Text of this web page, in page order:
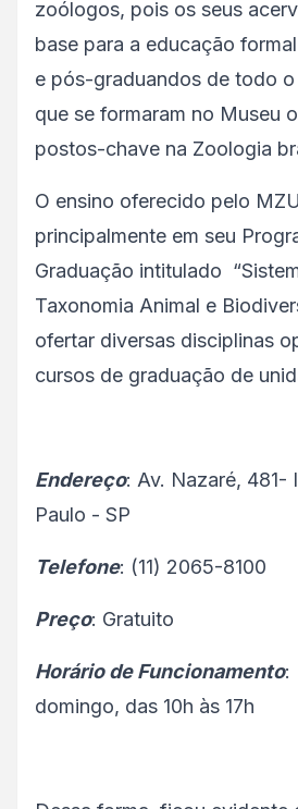
zoólogos, pois os seus
base para a educação
e pós-graduandos de todo
que se formaram no Museu
postos-chave na Zoologia
O ensino oferecido pelo
principalmente em seu
Graduação intitulado
Taxonomia Animal e
ofertar diversas disciplinas
cursos de graduação de
Endereço: Av. Nazaré, 481-
Paulo - SP
Telefone: (11) 2065-8100
Preço: Gratuito
Horário de Funcionamento:
domingo, das 10h às 17h